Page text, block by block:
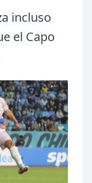
incluso
el Capo